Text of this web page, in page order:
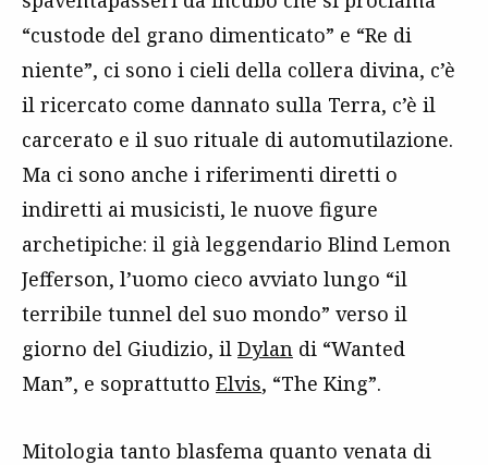
“custode del grano dimenticato” e “Re di
niente”, ci sono i cieli della collera divina, c’è
il ricercato come dannato sulla Terra, c’è il
carcerato e il suo rituale di automutilazione.
Ma ci sono anche i riferimenti diretti o
indiretti ai musicisti, le nuove figure
archetipiche: il già leggendario Blind Lemon
Jefferson, l’uomo cieco avviato lungo “il
terribile tunnel del suo mondo” verso il
giorno del Giudizio, il Dylan di “Wanted
Man”, e soprattutto Elvis, “The King”.
Mitologia tanto blasfema quanto venata di